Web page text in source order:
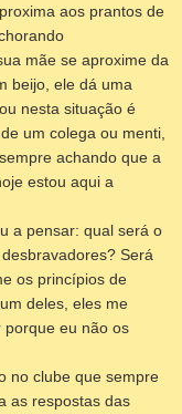
aos prantos de
mãe se aproxime da
beijo, ele dá uma
nesta situação é
um colega ou menti,
achando que a
estou aqui a
a pensar: qual será o
Será
os princípios de
deles, eles me
porque eu não os
no clube que sempre
as respostas das